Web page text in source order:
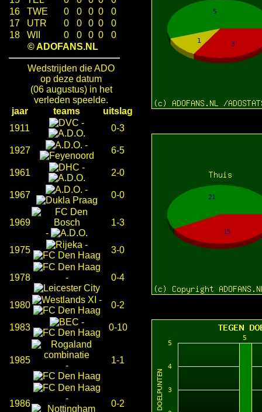
16
TWE 0 0 0 0
0
17
UTR 0 0 0 0
0
18
WII 0 0 0 0
0
© ADOFANS.NL
Wedstrijden die ADO
op deze datum
(06 augustus) in het
verleden speelde.
jaar
teams
uitslag
1911
-
0-3
1927
-
6-5
1961
-
2-0
1967
-
0-0
1969
-
1-3
1975
-
3-0
1978 - 0-4
1980
-
0-2
1983
-
0-10
1985
-
1-1
1986
-
0-2